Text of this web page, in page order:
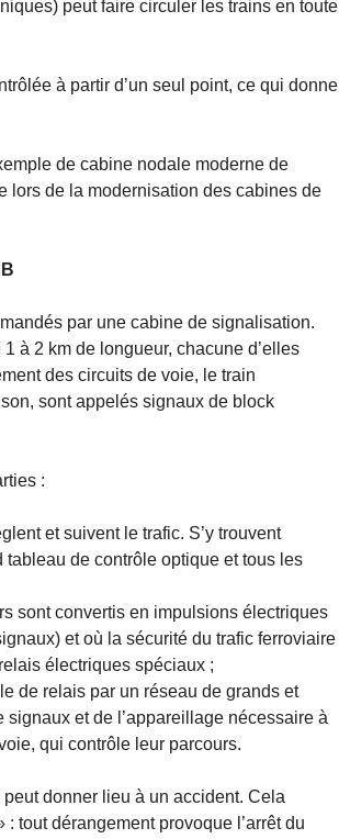
peut faire circuler les trains en toute
à partir d’un seul point, ce qui donne
de cabine nodale moderne de
lors de la modernisation des cabines de
par une cabine de signalisation.
à 2 km de longueur, chacune d’elles
des circuits de voie, le train
sont appelés signaux de block
:
et suivent le trafic. S’y trouvent
de contrôle optique et tous les
sont convertis en impulsions électriques
et où la sécurité du trafic ferroviaire
électriques spéciaux ;
de relais par un réseau de grands et
et de l’appareillage nécessaire à
qui contrôle leur parcours.
peut donner lieu à un accident. Cela
tout dérangement provoque l’arrêt du